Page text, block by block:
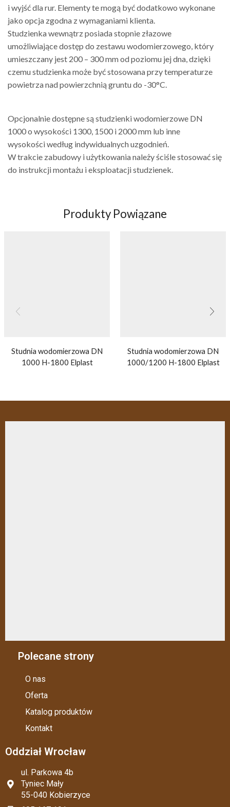
i wyjśćdla rur. Elementy te mogą być dodatkowo wykonane
jako opcja zgodna z wymaganiami klienta.
Studzienka wewnątrz posiada stopnie złazowe
umożliwiające dostęp do zestawu wodomierzowego, który
umieszczany jest 200 – 300 mm odpoziomu jej dna, dzięki
czemu studzienkamoże być stosowana przy temperaturze
powietrza nad powierzchnią gruntudo -30°C.
Opcjonalnie dostępne są studzienkiwodomierzowe DN
1000 o wysokości 1300, 1500 i 2000 mm lub inne
wysokości według indywidualnychuzgodnień.
W trakcie zabudowy i użytkowania należyściśle stosować się
do instrukcji montażu i eksploatacji studzienek.
Produkty Powiązane
Studnia wodomierzowa DN
1000 H-1800 Elplast
Studnia wodomierzowa DN
1000/1200 H-1800 Elplast
Polecane strony
O nas
Oferta
Katalog produktów
Kontakt
Oddział Wrocław
ul. Parkowa 4b
Tyniec Mały
55-040 Kobierzyce